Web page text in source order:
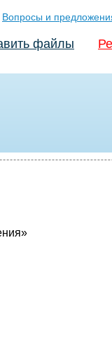
Вопросы и
файлы